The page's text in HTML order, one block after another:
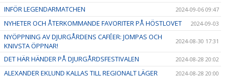
INFÖR LEGENDARMATCHEN 2024-09-06 09:47
NYHETER OCH ÅTERKOMMANDE FAVORITER PÅ HÖSTLOVET 2024-09-03
NYÖPPNING AV DJURGÅRDENS CAFÉER: JOMPAS OCH
KNIVSTA ÖPPNAR!
2024-08-30 17:31
DET HÄR HÄNDER PÅ DJURGÅRDSFESTIVALEN 2024-08-28 20:02
ALEXANDER EKLUND KALLAS TILL REGIONALT LÄGER 2024-08-28 20:00